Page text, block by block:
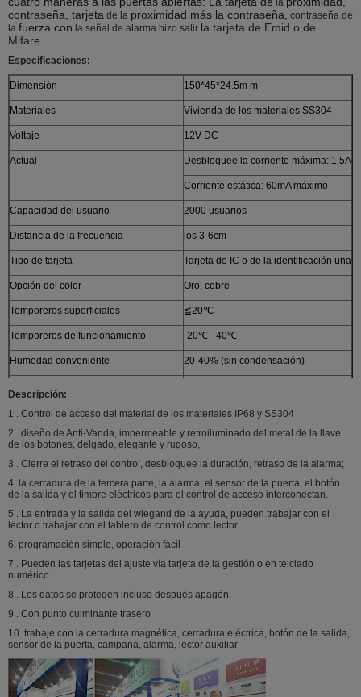
la
contraseña, tarjeta de la proximidad más la contraseña, contraseña de
la fuerza con la señal de alarma hizo salir la tarjeta de Emid o de
Mifare
Especificaciones:
Dimensión 150*45*24.5m m
Materiales Vivienda de los materiales SS304
Voltaje 12V DC
Actual Desbloquee la corriente máxima: 1.5A
Corriente estática: 60mA máximo
Capacidad del usuario 2000 usuarios
Distancia de la frecuencia los 3-6cm
Tipo de tarjeta Tarjeta de IC o de la identificación una
Opción del color Oro, cobre
Temporeros superficiales ≦20℃
Temporeros de funcionamiento -20℃ - 40℃
Humedad conveniente 20-40% (sin condensación)
Tiempo de la retransmisión de la
1-99S
Peso: 0.45kg
Encuadierna tamaño: 54L * 20W * 30.5H (cm
Descripción:
1 . Control de acceso del material de los materiales IP68 y SS304
2 . diseño de Anti-Vanda, impermeable y retroiluminado del metal de la llave
de los botones, delgado, elegante y rugoso,
3 . Cierre el retraso del control, desbloquee la duración, retraso de la alarma;
4. la cerradura de la tercera parte, la alarma, el sensor de la puerta, el botón
de la salida y el timbre eléctricos para el control de acceso interconectan.
5 . La entrada y la salida del wiegand de la ayuda, pueden trabajar con el
lector o trabajar con el tablero de control como lector
6. programación simple, operación fácil
7 . Pueden las tarjetas del ajuste vía tarjeta de la gestión o en telclado
numérico
8 . Los datos se protegen incluso después apagón
9 . Con punto culminante trasero
10. trabaje con la cerradura magnética, cerradura eléctrica, botón de la salida,
sensor de la puerta, campana, alarma, lector auxiliar